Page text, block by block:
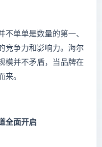
不单单是数量的第一、
竞争力和影响力。海尔
并不矛盾，当品牌在
来。
全面开启